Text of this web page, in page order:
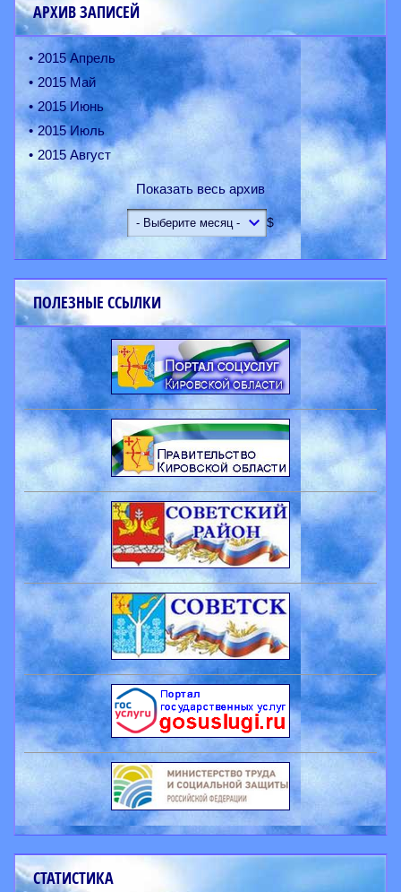
АРХИВ ЗАПИСЕЙ
2015 Апрель
2015 Май
2015 Июнь
2015 Июль
2015 Август
Показать весь архив
$
ПОЛЕЗНЫЕ ССЫЛКИ
СТАТИСТИКА